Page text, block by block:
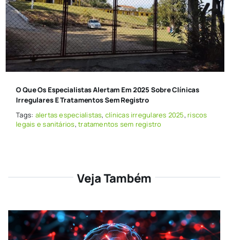
O Que Os Especialistas Alertam Em 2025 Sobre Clínicas
Irregulares E Tratamentos Sem Registro
Tags: alertas especialistas, clínicas irregulares 2025,riscos
legais e sanitários,tratamentos sem registro
Veja Também